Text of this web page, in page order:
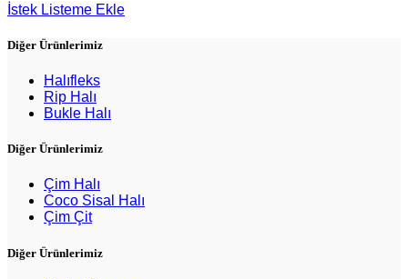
İstek Listeme Ekle
Diğer Ürünlerimiz
Halıfleks
Rip Halı
Bukle Halı
Diğer Ürünlerimiz
Çim Halı
Coco Sisal Halı
Çim Çit
Diğer Ürünlerimiz